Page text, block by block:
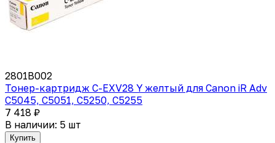
2801B002
Тонер-картридж C-EXV28 Y желтый для Canon iR Adv
C5045, C5051, C5250, C5255
7 418 ₽
В наличии: 5 шт
Купить